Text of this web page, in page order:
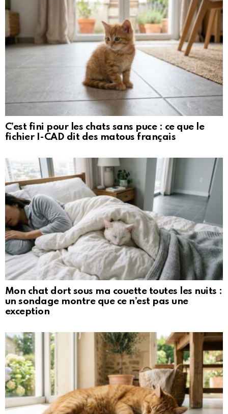
C’est fini pour les chats sans puce : ce que le
fichier I-CAD dit des matous français
Mon chat dort sous ma couette toutes les nuits :
un sondage montre que ce n’est pas une
exception